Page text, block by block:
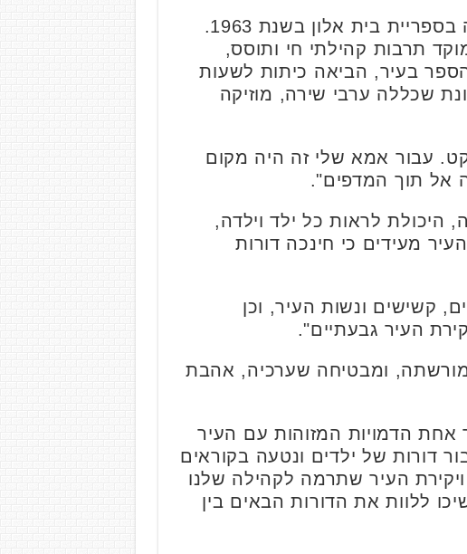
הדסה מרגליות שופר עלתה לארץ כמעפילה בגיל 15 והחלה את עבודתה בספריית בית אלון בשנת 1963.
למוקד תרבות קהילתי חי ותוסס,
בעיר, הביאה כיתות לשעות
שכללה ערבי שירה, מוזיקה
עבור אמא שלי זה היה מקום
אל תוך המדפים".
היכולת לראות כל ילד וילדה,
מעידים כי חינכה דורות
קשישים ונשות העיר, וכן
העיר גבעתיים".
ומבטיחה שערכיה, אהבת
אחת הדמויות המזוהות עם העיר
דורות של ילדים ונטעה בקוראים
העיר שתרמה לקהילה שלנו
ללוות את הדורות הבאים בין